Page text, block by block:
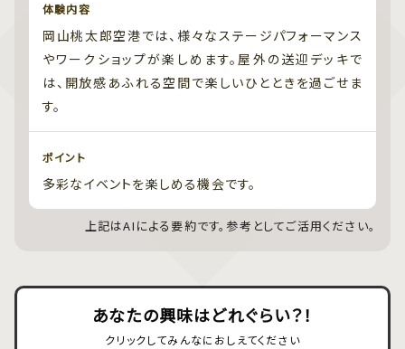
体験内容
岡山桃太郎空港では、様々なステージパフォーマンス
やワークショップが楽しめます。屋外の送迎デッキで
は、開放感あふれる空間で楽しいひとときを過ごせま
す。
ポイント
多彩なイベントを楽しめる機会です。
上記はAIによる要約です。参考としてご活用ください。
あなたの興味はどれぐらい？！
クリックしてみんなにおしえてください